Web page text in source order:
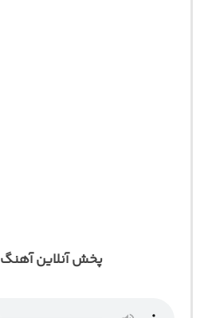
پخش آنلاین آهنگ